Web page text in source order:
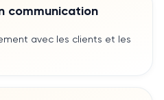
communication
avec les clients et les